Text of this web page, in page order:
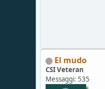
El mudo
CSI Veteran
Messaggi: 535